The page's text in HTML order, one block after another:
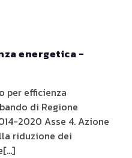
energetica -
per efficienza
di Regione
2020 Asse 4. Azione
riduzione dei